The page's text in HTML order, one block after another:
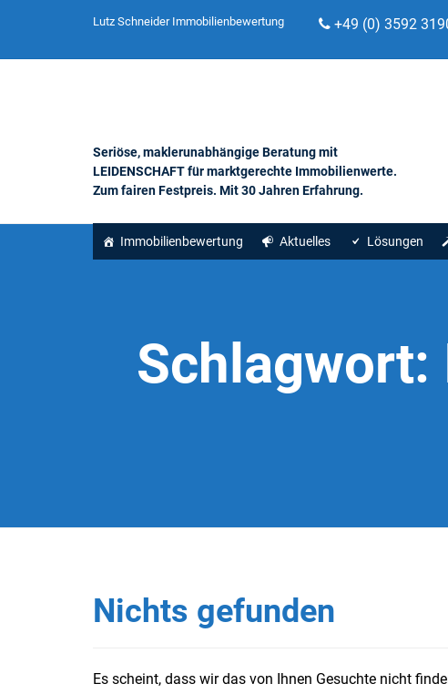
Lutz Schneider Immobilienbewertung +49 (0) 3592
Seriöse, maklerunabhängige Beratung mit
LEIDENSCHAFT für marktgerechte Immobilienwerte.
Zum fairen Festpreis. Mit 30 Jahren Erfahrung.
Immobilienbewertung Aktuelles Lösungen
Schlagwort:
Nichts gefunden
Es scheint, dass wir das von Ihnen Gesuchte nicht